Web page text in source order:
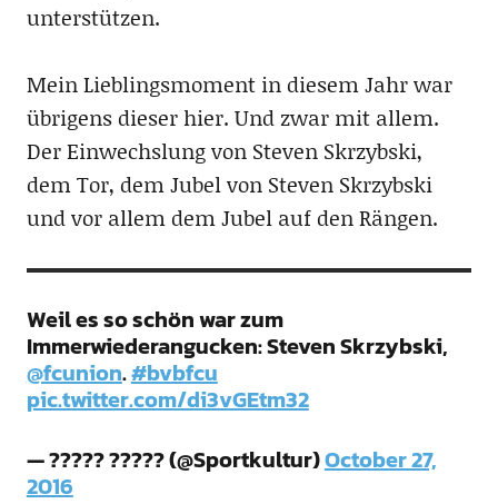
unterstützen.
Mein Lieblingsmoment in diesem Jahr war
übrigens dieser hier. Und zwar mit allem.
Der Einwechslung von Steven Skrzybski,
dem Tor, dem Jubel von Steven Skrzybski
und vor allem dem Jubel auf den Rängen.
Weil es so schön war zum
Immerwiederangucken: Steven Skrzybski,
@fcunion.#bvbfcu
pic.twitter.com/di3vGEtm32
— ????? ????? (@Sportkultur)October 27,
2016